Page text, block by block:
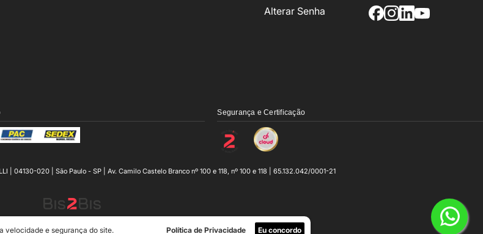
velocidade e segurança do site. Política de Privacidade Eu concordo
Alterar Senha
Segurança e Certificação
| 04130-020 | São Paulo - SP | Av. Camilo Castelo Branco nº 100 e 118, nº 100 e 118 | 65.132.042/0001-21